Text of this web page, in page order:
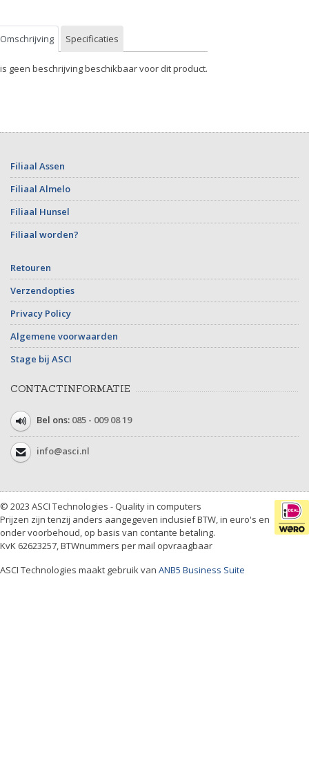
Omschrijving Specificaties
geen beschrijving beschikbaar voor dit product.
Filiaal Assen
Filiaal Almelo
Filiaal Hunsel
Filiaal worden?
Retouren
Verzendopties
Privacy Policy
Algemene voorwaarden
Stage bij ASCI
CONTACTINFORMATIE
Bel ons: 085 - 009 08 19
info@asci.nl
© 2023 ASCI Technologies - Quality in computers
Prijzen zijn tenzij anders aangegeven inclusief BTW, in euro's en
onder voorbehoud, op basis van contante betaling.
KvK 62623257, BTWnummers per mail opvraagbaar
ASCI Technologies maakt gebruik van ANB5 Business Suite